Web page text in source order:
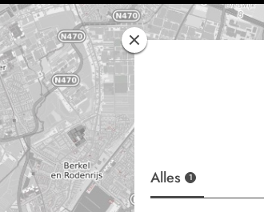
Alles 1